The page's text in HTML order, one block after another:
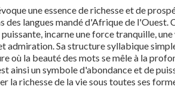
une essence de richesse et de
des langues mandé d'Afrique de l'Ouest.
incarne une force tranquille,
admiration. Sa structure syllabique
où la beauté des mots se mêle à la
ainsi un symbole d'abondance et de
la richesse de la vie sous toutes ses